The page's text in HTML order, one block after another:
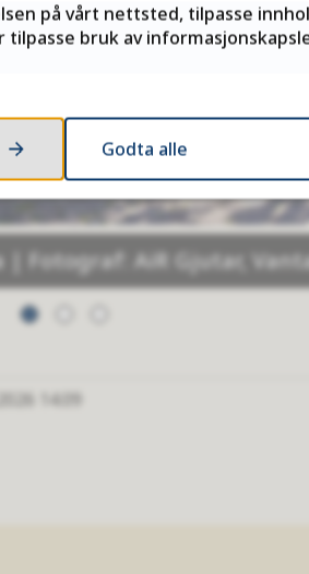
| Fotograf: AiR Gjutar,
14.09
på vårt nettsted, tilpasse
bruk av
Godta alle